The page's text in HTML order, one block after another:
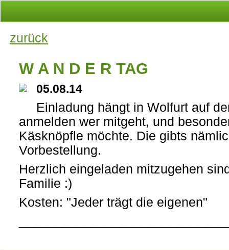
zurück
W A N D E R TAG
05.08.14
Einladung hängt in Wolfurt auf
anmelden wer mitgeht, und
Käsknöpfle möchte. Die gibts
Vorbestellung.
Herzlich eingeladen mitzugehen
Familie :)
Kosten: "Jeder trägt die eigenen"